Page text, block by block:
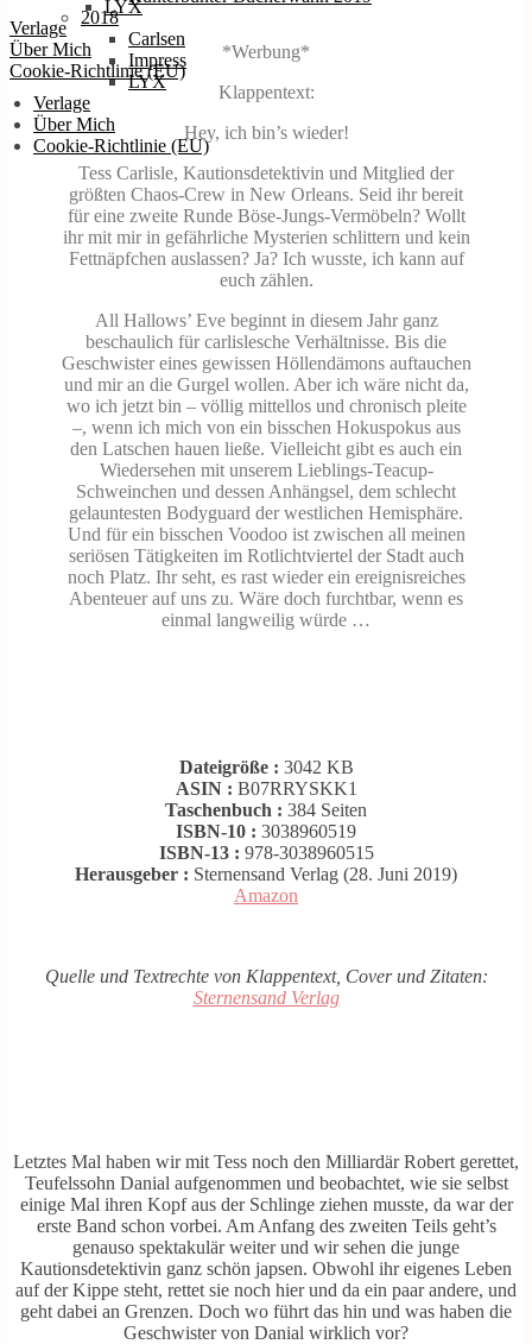
LYX
Verlage
Über Mich
Cookie-Richtlinie (EU)
2018
Carlsen
Impress
LYX
Verlage
Über Mich
Cookie-Richtlinie (EU)
*Werbung*
Klappentext:
Hey, ich bin’s wieder!
Tess Carlisle, Kautionsdetektivin und Mitglied der
größten Chaos-Crew in New Orleans. Seid ihr bereit
für eine zweite Runde Böse-Jungs-Vermöbeln? Wollt
ihr mit mir in gefährliche Mysterien schlittern und kein
Fettnäpfchen auslassen? Ja? Ich wusste, ich kann auf
euch zählen.
All Hallows’ Eve beginnt in diesem Jahr ganz
beschaulich für carlislesche Verhältnisse. Bis die
Geschwister eines gewissen Höllendämons auftauchen
und mir an die Gurgel wollen. Aber ich wäre nicht da,
wo ich jetzt bin – völlig mittellos und chronisch pleite
–, wenn ich mich von ein bisschen Hokuspokus aus
den Latschen hauen ließe. Vielleicht gibt es auch ein
Wiedersehen mit unserem Lieblings-Teacup-
Schweinchen und dessen Anhängsel, dem schlecht
gelauntesten Bodyguard der westlichen Hemisphäre.
Und für ein bisschen Voodoo ist zwischen all meinen
seriösen Tätigkeiten im Rotlichtviertel der Stadt auch
noch Platz. Ihr seht, es rast wieder ein ereignisreiches
Abenteuer auf uns zu. Wäre doch furchtbar, wenn es
einmal langweilig würde …
Dateigröße : 3042 KB
ASIN : B07RRYSKK1
Taschenbuch : 384 Seiten
ISBN-10 : 3038960519
ISBN-13 : 978-3038960515
Herausgeber : Sternensand Verlag (28. Juni 2019)
Amazon
Quelle und Textrechte von Klappentext, Cover und Zitaten:
Sternensand Verlag
Letztes Mal haben wir mit Tess noch den Milliardär Robert gerettet,
Teufelssohn Danial aufgenommen und beobachtet, wie sie selbst
einige Mal ihren Kopf aus der Schlinge ziehen musste, da war der
erste Band schon vorbei. Am Anfang des zweiten Teils geht’s
genauso spektakulär weiter und wir sehen die junge
Kautionsdetektivin ganz schön japsen. Obwohl ihr eigenes Leben
auf der Kippe steht, rettet sie noch hier und da ein paar andere, und
geht dabei an Grenzen. Doch wo führt das hin und was haben die
Geschwister von Danial wirklich vor?